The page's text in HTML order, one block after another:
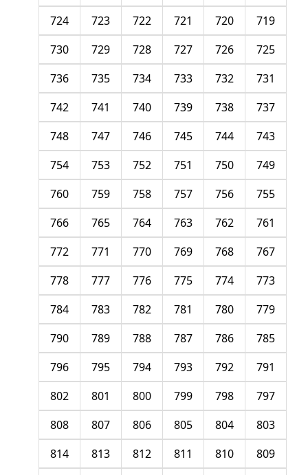
719
720
721
722
723
724
725
726
727
728
729
730
731
732
733
734
735
736
737
738
739
740
741
742
743
744
745
746
747
748
749
750
751
752
753
754
755
756
757
758
759
760
761
762
763
764
765
766
767
768
769
770
771
772
773
774
775
776
777
778
779
780
781
782
783
784
785
786
787
788
789
790
791
792
793
794
795
796
797
798
799
800
801
802
803
804
805
806
807
808
809
810
811
812
813
814